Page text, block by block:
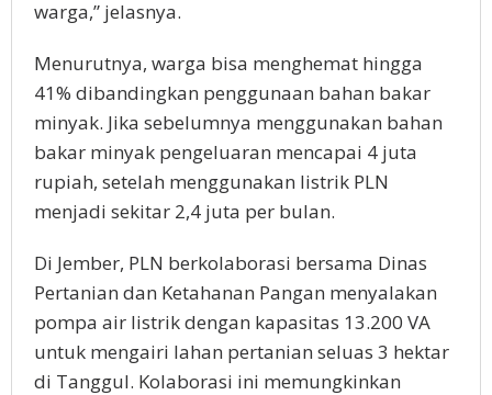
warga,” jelasnya.
Menurutnya, warga bisa menghemat hingga
41% dibandingkan penggunaan bahan bakar
minyak. Jika sebelumnya menggunakan bahan
bakar minyak pengeluaran mencapai 4 juta
rupiah, setelah menggunakan listrik PLN
menjadi sekitar 2,4 juta per bulan.
Di Jember, PLN berkolaborasi bersama Dinas
Pertanian dan Ketahanan Pangan menyalakan
pompa air listrik dengan kapasitas 13.200 VA
untuk mengairi lahan pertanian seluas 3 hektar
di Tanggul. Kolaborasi ini memungkinkan